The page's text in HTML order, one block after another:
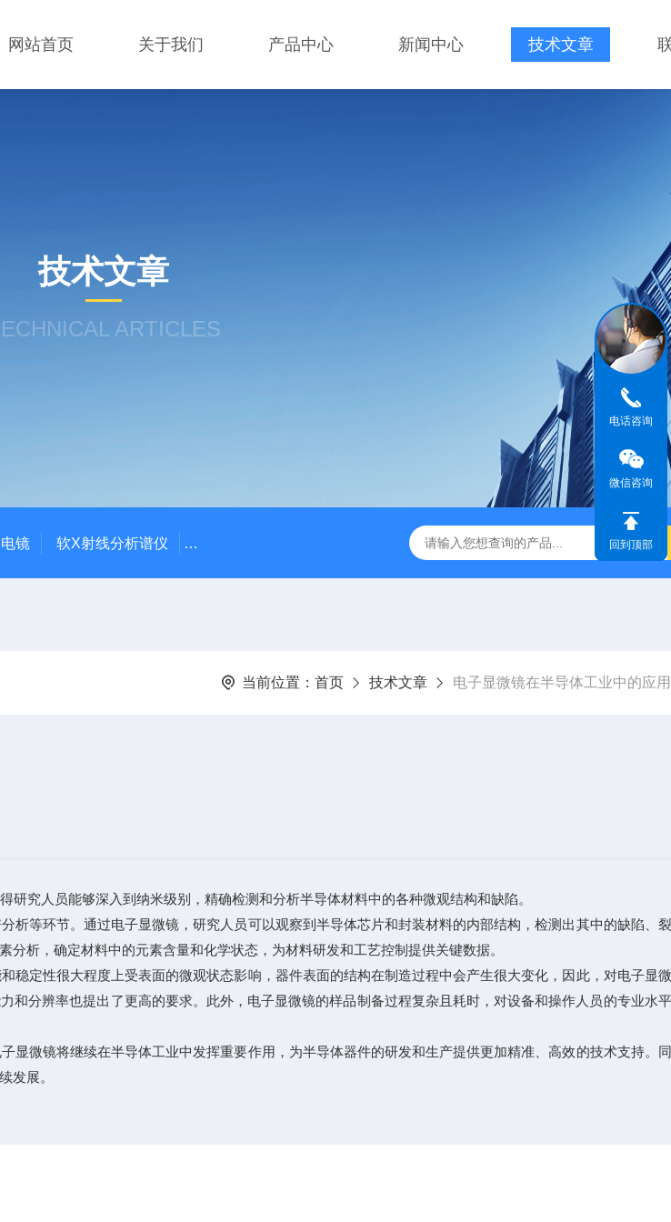
网站首页 关于我们 产品中心 新闻中心 技术文章
技术文章
ARTICLES
镜 软X射线分析谱仪 ROHS金属成分分析仪 液氮液氦回收系统 IB-19530CP日本电子
当前位置： 首页 技术文章 电子显微镜在半导体工业中的应
究人员能够深入到纳米级别，精确检测和分析半导体材料中的各种微观结构和缺陷。
等环节。通过电子显微镜，研究人员可以观察到半导体芯片和封装材料的内部结构，检测出其中的缺陷、
析，确定材料中的元素含量和化学状态，为材料研发和工艺控制提供关键数据。
定性很大程度上受表面的微观状态影响，器件表面的结构在制造过程中会产生很大变化，因此，对电子显
分辨率也提出了更高的要求。此外，电子显微镜的样品制备过程复杂且耗时，对设备和操作人员的专业水
微镜将继续在半导体工业中发挥重要作用，为半导体器件的研发和生产提供更加精准、高效的技术支持。
发展。
电话咨询
微信咨询
回到顶部